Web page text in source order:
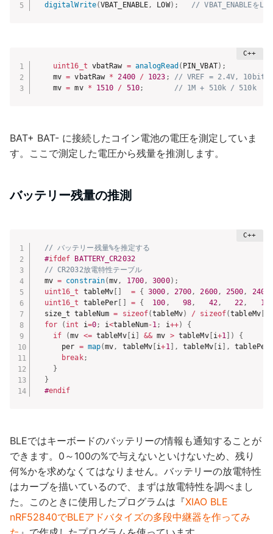
digitalWrite(VBAT_ENABLE, LOW) ; // VBAT_ENABLEを
uint16_t vbatRaw = analogRead ( PIN_VBAT) ;
    mv
= vbatRaw * 2400 / 1023 ;
// VREF = 2.4V, 10bit
    mv
= mv * 1510 / 510; // 1M + 510k / 510k
BAT+ BAT- に接続したコイン電池の電圧を測定していま
す。ここで測定した電圧から残量を推測します。
バッテリー残量の推測
// バッテリー残量%を推定する
#ifdef BATTERY_CR2032
// CR2032放電特性テーブル
  mv
= constrain(mv, 1700, 3000) ;
uint16_t
tableMv = { 3000 , 2700, 2600, 2500, 2400
uint16_t
tablePer = { 100 , 98, 42, 22, 12
  size_t tableNum
= sizeof(tableMv) / sizeof(tableMv[
for
( int i=0; i<tableNum-1; i++)
{
if
(mv <= tableMv[ i] && mv > tableMv[ i+1 )
{
      per
= map(mv, tableMv i+1] , tableMv[ i] , tablePer
break;
}
}
#endif
BLEではキーボードのバッテリーの情報も通知することが
できます。0～100の%で与えないといけないため、残り
何%かを求めなくてはなりません。バッテリーの放電特性
はカーブを描いているので、まずは放電特性を調べまし
た。このときに使用したプログラムは『XIAO BLE
nRF52840でBLEアドバタイズの多段中継器を作ってみ